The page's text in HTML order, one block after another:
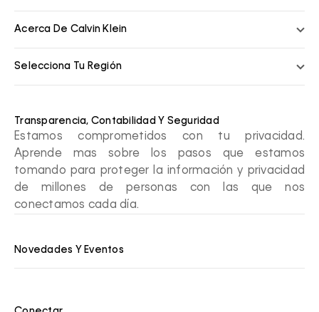
Acerca De Calvin Klein
Selecciona Tu Región
Transparencia, Contabilidad Y Seguridad
Estamos comprometidos con tu privacidad.
Aprende mas sobre los pasos que estamos
tomando para proteger la información y privacidad
de millones de personas con las que nos
conectamos cada día.
Novedades Y Eventos